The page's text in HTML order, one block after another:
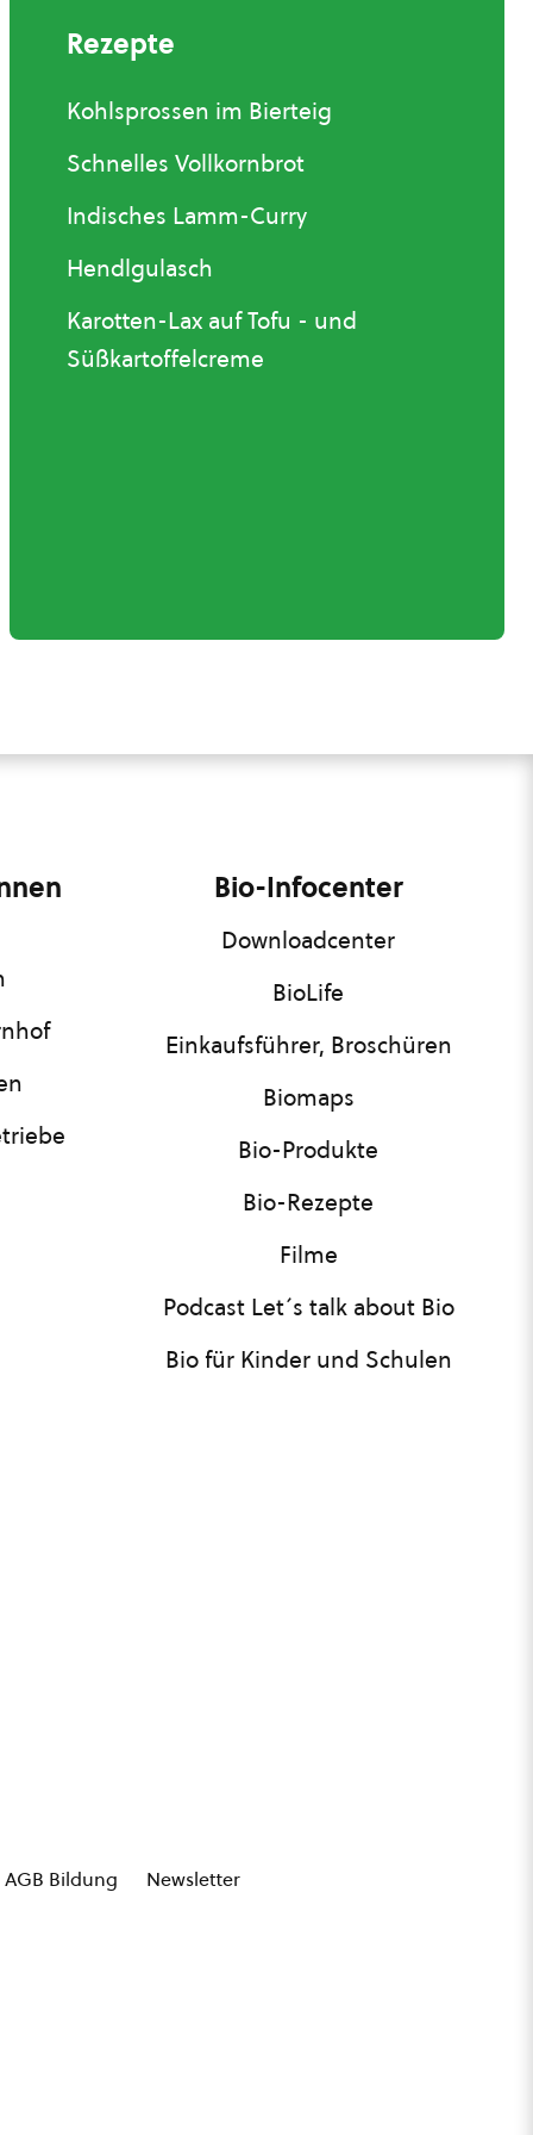
Rezepte
Kohlsprossen im Bierteig
Schnelles Vollkornbrot
Indisches Lamm-Curry
Hendlgulasch
Karotten-Lax auf Tofu - und
Süßkartoffelcreme
Bio-Infocenter
Downloadcenter
BioLife
Einkaufsführer, Broschüren
Biomaps
Bio-Produkte
Bio-Rezepte
Filme
Podcast Let´s talk about Bio
Bio für Kinder und Schulen
AGB Bildung Newsletter